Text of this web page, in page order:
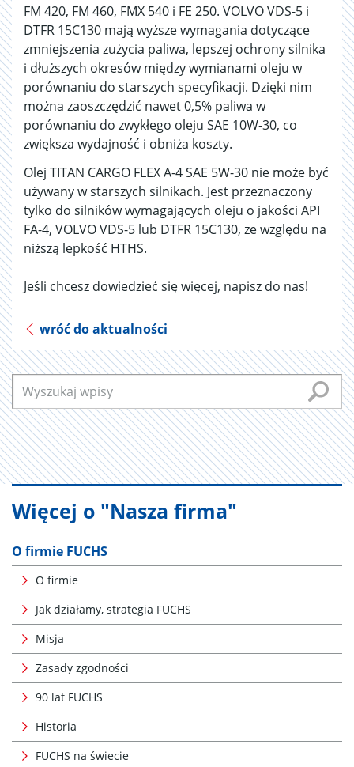
FM 420, FM 460, FMX 540 i FE 250. VOLVO VDS-5 i
DTFR 15C130 mają wyższe wymagania dotyczące
zmniejszenia zużycia paliwa, lepszej ochrony silnika
i dłuższych okresów między wymianami oleju w
porównaniu do starszych specyfikacji. Dzięki nim
można zaoszczędzić nawet 0,5% paliwa w
porównaniu do zwykłego oleju SAE 10W-30, co
zwiększa wydajność i obniża koszty.
Olej TITAN CARGO FLEX A-4 SAE 5W-30 nie może być
używany w starszych silnikach. Jest przeznaczony
tylko do silników wymagających oleju o jakości API
FA-4, VOLVO VDS-5 lub DTFR 15C130, ze względu na
niższą lepkość HTHS.
Jeśli chcesz dowiedzieć się więcej, napisz do nas!
wróć do aktualności
Więcej o "Nasza firma"
O firmie FUCHS
O firmie
Jak działamy, strategia FUCHS
Misja
Zasady zgodności
90 lat FUCHS
Historia
FUCHS na świecie